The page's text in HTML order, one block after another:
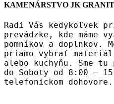
KAMENÁRSTVO JK GRANIT
Radi Vás kedykoľvek
prevádzke, kde máme
pomníkov a doplnkov.
priamo vybrať
alebo kuchyňu. Sme tu
do Soboty od 8:00 –
telefonickom dohovore.